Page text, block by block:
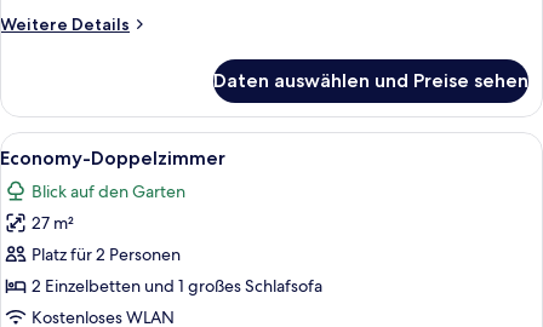
Weitere Details
Weitere
Doppelzimmer
zur
Einzelnutzung
Daten auswählen und Preise sehen
Alle
Fotos
für
Economy-
Doppelzimmer
anzeigen
Ein Hotelzimmer mit einem großen
8
Economy-Doppelzimmer
Blick auf den Garten
27 m²
Platz für 2 Personen
2 Einzelbetten und 1 großes Schlafsofa
Kostenloses WLAN